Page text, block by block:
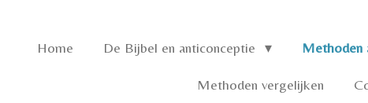
Home De Bijbel en anticonceptie Methoden
Methoden vergelijken